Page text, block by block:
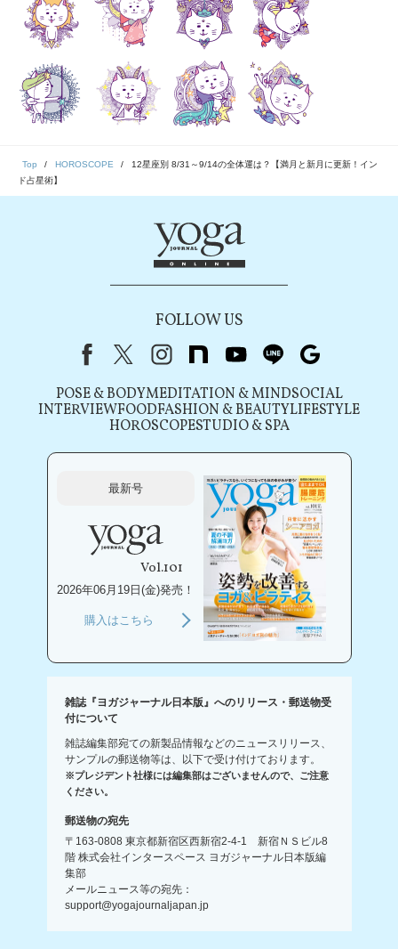
Top HOROSCOPE
12星座別 8/31～9/14の全体運は？【満月と新月に更新！イン
ド占星術】
FOLLOW US
FacebookX（旧Twitter）
instagram
note youtubeline
POSE & BODYMEDITATION & MINDSOCIAL
INTERVIEWFOODFASHION & BEAUTYLIFESTYLE
HOROSCOPESTUDIO & SPA
最新号
Vol.101
2026年06月19日(金)発売！
購入はこちら
雑誌『ヨガジャーナル日本版』へのリリース・郵送物受
付について
雑誌編集部宛ての新製品情報などのニュースリリース、
サンプルの郵送物等は、以下で受け付けております。
※プレジデント社様には編集部はございませんので、ご注意
ください。
郵送物の宛先
〒163-0808 東京都新宿区西新宿2-4-1 新宿ＮＳビル8
階 株式会社インタースペース ヨガジャーナル日本版編
集部
メールニュース等の宛先：
support@yogajournaljapan.jp